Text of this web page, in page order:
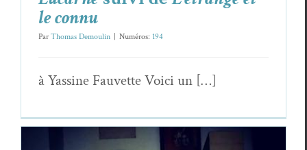
le connu
ParThomas Demoulin | Numéros: 194
à Yas­sine Fau­vette Voici un […]